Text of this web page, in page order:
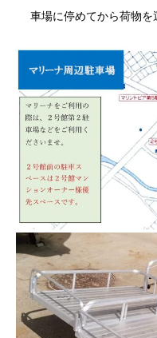
車場に停めてから荷物を